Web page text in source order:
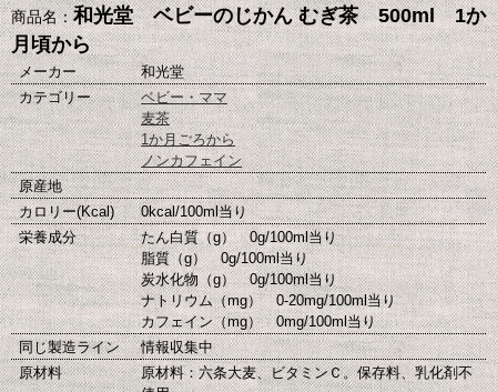
商品名：和光堂 ベビーのじかん むぎ茶 500ml 1か
月頃から
メーカー
和光堂
カテゴリー
ベビー・ママ
麦茶
1か月ごろから
ノンカフェイン
原産地
カロリー(Kcal)
0kcal/100ml当り
栄養成分
たん白質（g） 0g/100ml当り
脂質（g） 0g/100ml当り
炭水化物（g） 0g/100ml当り
ナトリウム（mg） 0-20mg/100ml当り
カフェイン（mg） 0mg/100ml当り
同じ製造ライン
情報収集中
原材料
原材料：六条大麦、ビタミンＣ。保存料、乳化剤不